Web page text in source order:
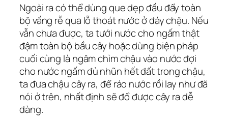
Ngoài ra có thể dùng que dẹp đầu đẩy toàn
bộ vầng rễ qua lỗ thoát nước ở đáy chậu. Nếu
vẫn chưa được, ta tưới nước cho ngấm thật
đậm toàn bộ bầu cây hoặc dùng biện pháp
cuối cùng là ngâm chìm chậu vào nước đợi
cho nước ngấm đủ nhũn hết đất trong chậu,
ta đưa chậu cây ra, để ráo nước rồi lay như đã
nói ở trên, nhất định sẽ đổ được cây ra dễ
dàng.